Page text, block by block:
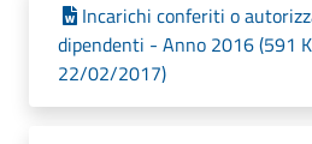
Incarichi conferiti o
dipendenti - Anno 2016 (591
22/02/2017)